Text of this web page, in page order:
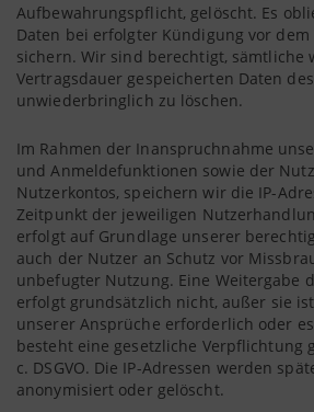
Aufbewahrungspflicht, gelöscht. Es
Daten bei erfolgter Kündigung vor dem
sichern. Wir sind berechtigt, sämtliche
Vertragsdauer gespeicherten Daten
unwiederbringlich zu löschen.
Im Rahmen der Inanspruchnahme
und Anmeldefunktionen sowie der
Nutzerkontos, speichern wir die IP-
Zeitpunkt der jeweiligen
erfolgt auf Grundlage unserer
auch der Nutzer an Schutz vor
unbefugter Nutzung. Eine Weitergabe
erfolgt grundsätzlich nicht, außer sie
unserer Ansprüche erforderlich oder
besteht eine gesetzliche Verpflichtung
c. DSGVO. Die IP-Adressen werden
anonymisiert oder gelöscht.